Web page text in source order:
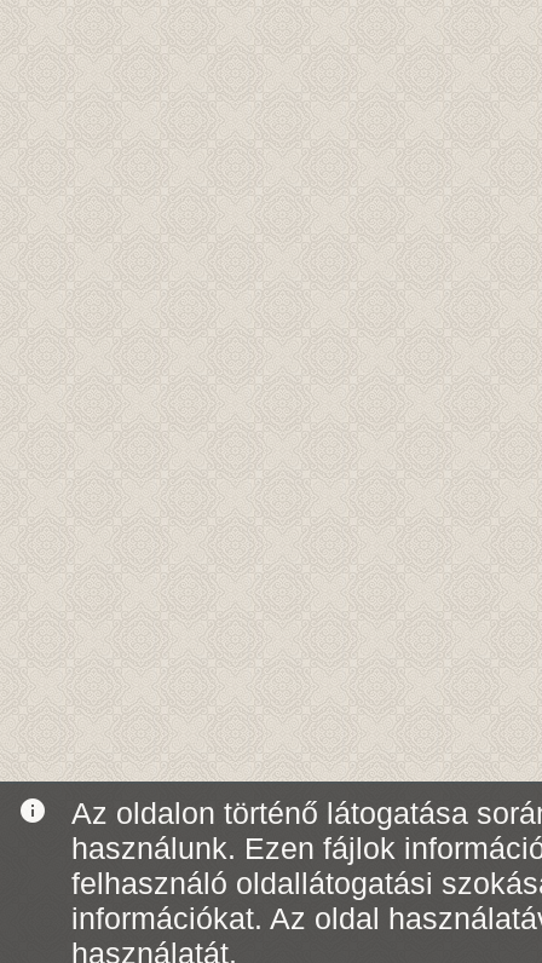
info
Az oldalon történő látogatása
használunk. Ezen fájlok
felhasználó oldallátogatási
információkat. Az oldal
használatát.